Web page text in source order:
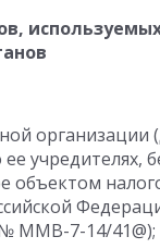
организации
учредителях,
ММВ-7-14/41@);